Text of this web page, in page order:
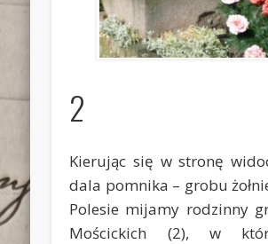
2
Kierując się w stronę
dala pomnika – grobu
Polesie mijamy rodzinny
Mościckich (2), w